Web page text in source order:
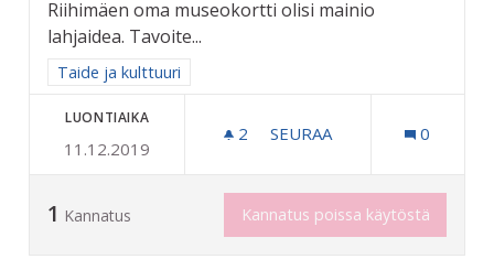
Riihimäen oma museokortti olisi mainio
lahjaidea. Tavoite...
Rajaa tulokset aihepiirin mukaan: Taide ja kulttuuri
Taide ja kulttuuri
LUONTIAIKA
11.12.2019
2 2 SEURAAJAA
SEURAA 0
1 Kannatus Kannatus poissa käytöstä